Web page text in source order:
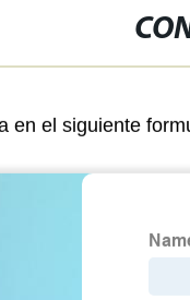
en el siguiente